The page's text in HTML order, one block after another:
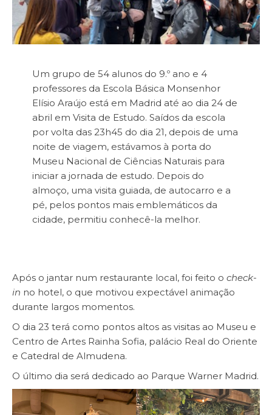
Um grupo de 54 alunos do 9.º ano e 4
professores da Escola Básica Monsenhor
Elísio Araújo está em Madrid até ao dia 24 de
abril em Visita de Estudo. Saídos da escola
por volta das 23h45 do dia 21, depois de uma
noite de viagem, estávamos à porta do
Museu Nacional de Ciências Naturais para
iniciar a jornada de estudo. Depois do
almoço, uma visita guiada, de autocarro e a
pé, pelos pontos mais emblemáticos da
cidade, permitiu conhecê-la melhor.
Após o jantar num restaurante local, foi feito o check-
in no hotel, o que motivou expectável animação
durante largos momentos.
O dia 23 terá como pontos altos as visitas ao Museu e
Centro de Artes Rainha Sofia, palácio Real do Oriente
e Catedral de Almudena.
O último dia será dedicado ao Parque Warner Madrid.